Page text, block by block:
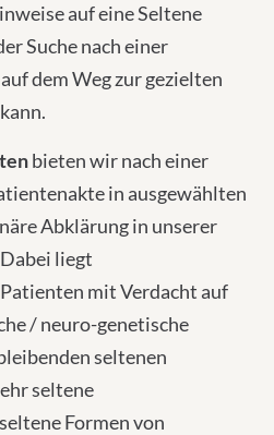
auf eine Seltene
Suche nach einer
dem Weg zur gezielten
bieten wir nach einer
in ausgewählten
Abklärung in unserer
liegt
mit Verdacht auf
/ neuro-genetische
seltenen
seltene
Formen von